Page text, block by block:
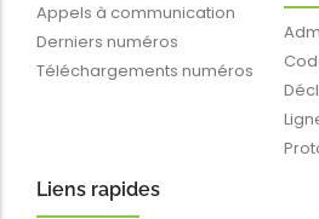
Appels à communication
Derniers numéros
Téléchargements numéros
Liens rapides